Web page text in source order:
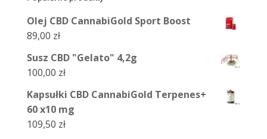
Olej CBD CannabiGold Sport Boost
89,00 zł
Susz CBD "Gelato" 4,2g
100,00 zł
Kapsułki CBD CannabiGold Terpenes+
60 x10 mg
109,50 zł